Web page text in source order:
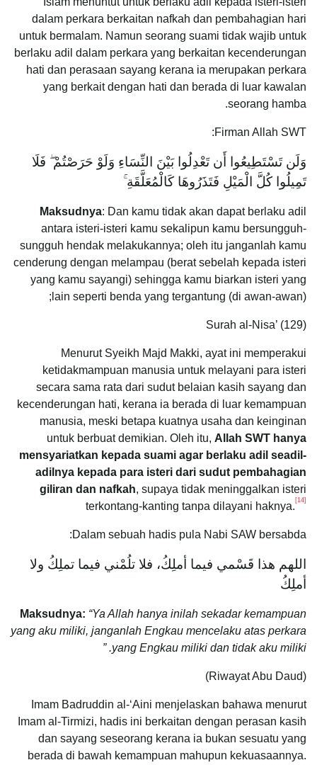
dalam perkara berkaitan nafkah dan pembahagian hari
untuk bermalam. Namun seorang suami tidak wajib untuk
berlaku adil dalam perkara yang berkaitan kecenderungan
hati dan perasaan sayang kerana ia merupakan perkara
yang berkait dengan hati dan berada di luar kawalan
seorang hamba.
Firman Allah SWT:
وَلَن تَسْتَطِيعُوا أَن تَعْدِلُوا بَيْنَ النِّسَاءِ وَلَوْ حَرَصْتُمْ ۖ فَلَا
تَمِيلُوا كُلَّ الْمَيْلِ فَتَذَرُوهَا كَالْمُعَلَّقَةِ ۚ
Maksudnya: Dan kamu tidak akan dapat berlaku adil
antara isteri-isteri kamu sekalipun kamu bersungguh-
sungguh hendak melakukannya; oleh itu janganlah kamu
cenderung dengan melampau (berat sebelah kepada isteri
yang kamu sayangi) sehingga kamu biarkan isteri yang
lain seperti benda yang tergantung (di awan-awan);
Surah al-Nisa’ (129)
Menurut Syeikh Majd Makki, ayat ini memperakui
ketidakmampuan manusia untuk melayani para isteri
secara sama rata dari sudut belaian kasih sayang dan
kecenderungan hati, kerana ia berada di luar kemampuan
manusia, meski betapa kuatnya usaha dan keinginan
untuk berbuat demikian. Oleh itu, Allah SWT hanya
mensyariatkan kepada suami agar berlaku adil seadil-
adilnya kepada para isteri dari sudut pembahagian
giliran dan nafkah, supaya tidak meninggalkan isteri
terkontang-kanting tanpa dilayani haknya. [14]
Dalam sebuah hadis pula Nabi SAW bersabda:
اللهم هذا قَسْمي فيما أملِكُ، فلا تلُمْني فيما تملِكُ ولا
أملِكُ
Maksudnya: “Ya Allah hanya inilah sekadar kemampuan
yang aku miliki, janganlah Engkau mencelaku atas perkara
yang Engkau miliki dan tidak aku miliki. ”
(Riwayat Abu Daud)
Imam Badruddin al-‘Aini menjelaskan bahawa menurut
Imam al-Tirmizi, hadis ini berkaitan dengan perasan kasih
dan sayang seseorang kerana ia bukan sesuatu yang
berada di bawah kemampuan mahupun kekuasaannya.